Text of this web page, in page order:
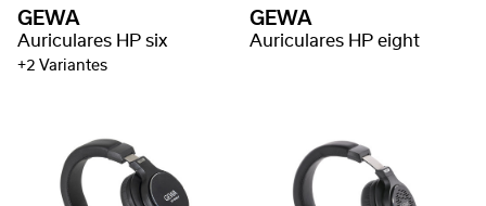
GEWA
Auriculares HP six
+2 Variantes
GEWA
Auriculares HP eight